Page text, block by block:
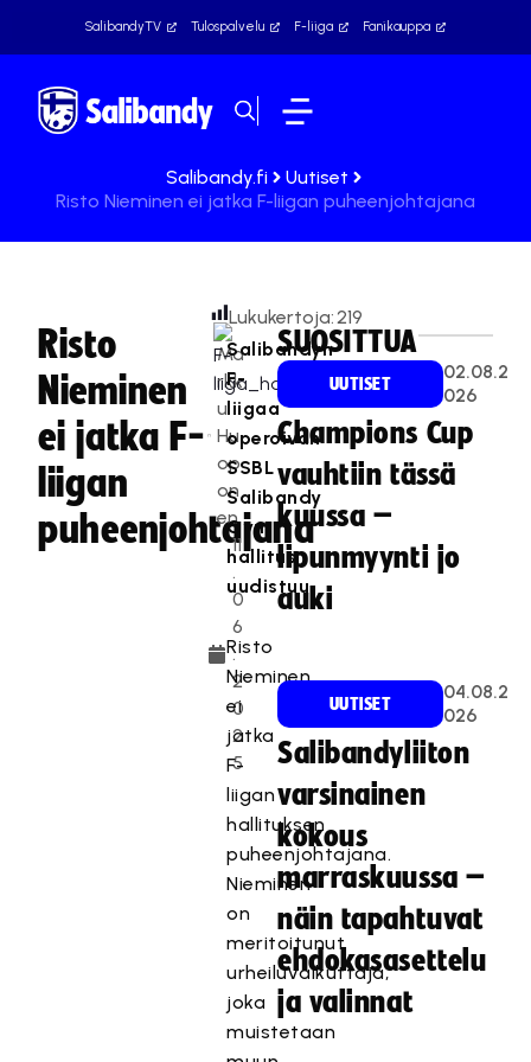
SalibandyTV Tulospalvelu F-liiga Fanikauppa
Salibandy.fi
Uutiset
Risto Nieminen ei jatka F-liigan puheenjohtajana
Risto
Nieminen
ei jatka F-
liigan
puheenjohtajana
Ma
rkk
u
Hu
op
on
en
11
.
0
6
.
2
0
2
5
Lukukertoja:219
Salibandyn
F-
liigaa
operoivan
SSBL
Salibandy
Oy:n
hallitus
uudistuu.
Risto
Nieminen
ei
jatka
F-
liigan
hallituksen
puheenjohtajana.
Nieminen
on
meritoitunut
urheiluvaikuttaja,
joka
muistetaan
SUOSITTUA
UUTISET
02.08.2
026
Champions Cup
vauhtiin tässä
kuussa –
lipunmyynti jo
auki
UUTISET
04.08.2
026
Salibandyliiton
varsinainen
kokous
marraskuussa –
näin tapahtuvat
ehdokasasettelu
ja valinnat